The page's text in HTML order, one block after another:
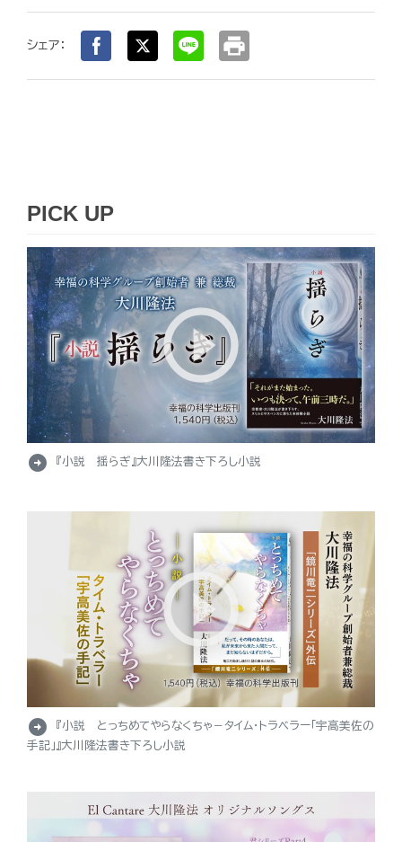
シェア： print
PICK UP
arrow_circle_right 『小説 揺らぎ』大川隆法書き下ろし小説
arrow_circle_right
『小説 とっちめてやらなくちゃ－タイム・トラベラー「宇高美佐の
手記」』大川隆法書き下ろし小説